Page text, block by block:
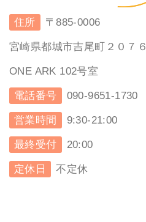
住所 〒885-0006
宮崎県都城市吉尾町２０７６
ONE ARK 102号室
電話番号 090-9651-1730
営業時間 9:30-21:00
最終受付 20:00
定休日 不定休